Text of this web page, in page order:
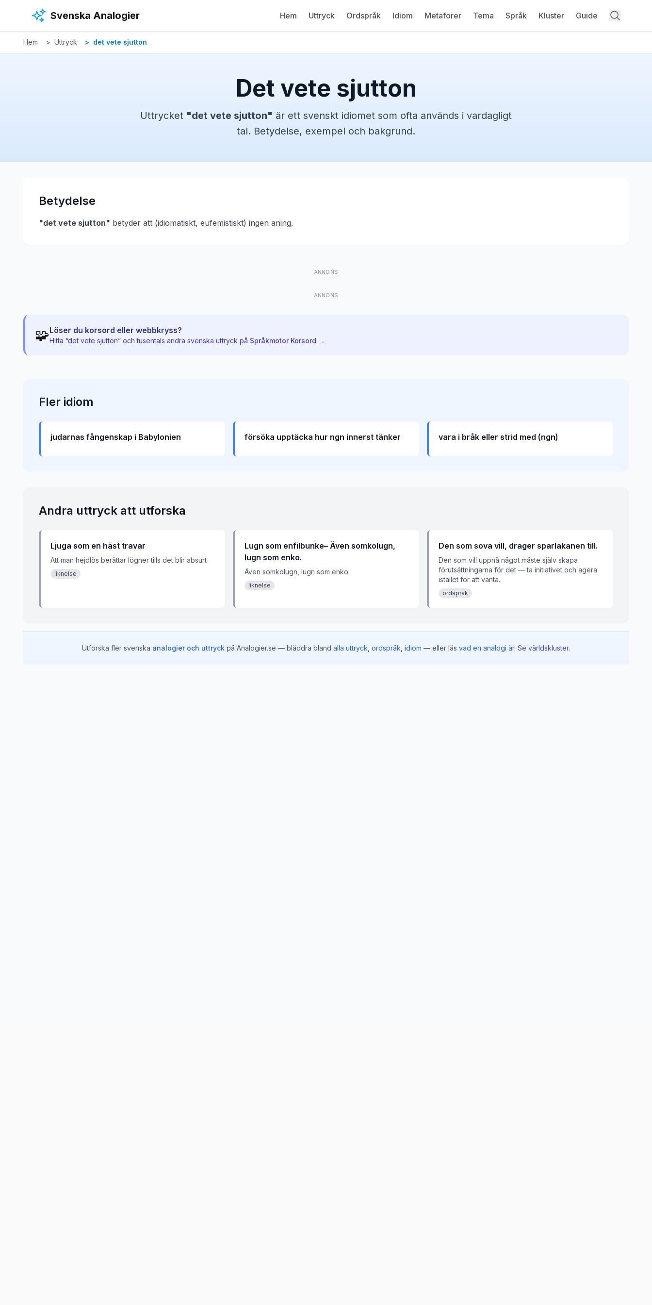
Svenska Analogier Hem Uttryck Ordspråk Idiom Metaforer Tema Språk Kluster Guide
Hem Uttryck det vete sjutton
Det vete sjutton
Uttrycket "det vete sjutton" är ett svenskt idiomet som ofta används i vardagligt
tal. Betydelse, exempel och bakgrund.
Betydelse
"det vete sjutton" betyder att (idiomatiskt, eufemistiskt) ingen aning.
ANNONS
ANNONS
🧩Löser du korsord eller webbkryss?
Hitta “det vete sjutton” och tusentals andra svenska uttryck på Språkmotor Korsord →
Fler idiom
judarnas fångenskap i Babylonien försöka upptäcka hur ngn innerst tänker vara i bråk eller strid med (ngn)
Andra uttryck att utforska
Ljuga som en häst travar
Att man hejdlös berättar lögner tills det blir absurt
liknelse
Lugn som enfilbunke– Även somkolugn,
lugn som enko.
Även somkolugn, lugn som enko.
liknelse
Den som sova vill, drager sparlakanen till.
Den som vill uppnå något måste själv skapa
förutsättningarna för det — ta initiativet och agera
istället för att vänta.
ordsprak
Utforska fler svenska analogier och uttryck på Analogier.se — bläddra bland alla uttryck ordspråk idiom — eller läs vad en analogi är. Se världskluster.